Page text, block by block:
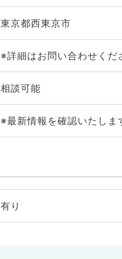
東京都西東京市
※詳細はお問い合わせくだ
相談可能
※最新情報を確認いたしま
有り